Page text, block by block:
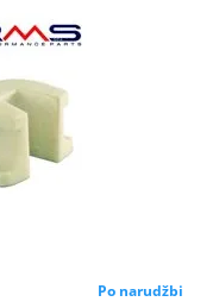
Po narudžbi